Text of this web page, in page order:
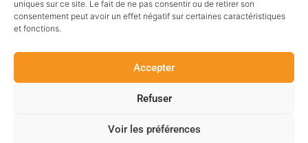
uniques sur ce site. Le fait de ne pas consentir ou de retirer son
consentement peut avoir un effet négatif sur certaines caractéristiques
et fonctions.
Accepter
Refuser
Voir les préférences